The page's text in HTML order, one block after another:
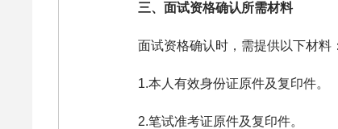
三、面试资格确认所需材料
面试资格确认时，需提供以下材料：
1.本人有效身份证原件及复印件。
2.笔试准考证原件及复印件。